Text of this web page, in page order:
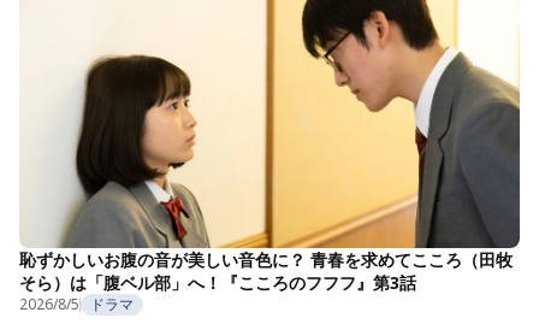
恥ずかしいお腹の音が美しい音色に？ 青春を求めてこころ（田牧
そら）は「腹ベル部」へ！『こころのフフフ』第3話
2026/8/5 ドラマ